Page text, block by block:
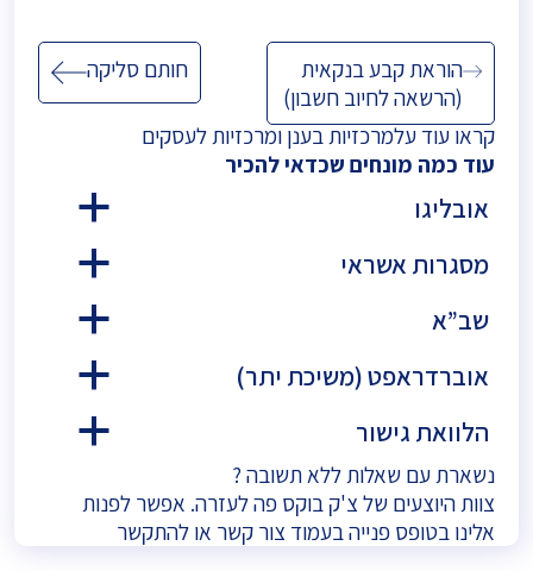
ניווטהוראת קבע בנקאית
(הרשאה לחיוב חשבון)
חותם סליקה
קראו עוד עלמרכזיות בענן ומרכזיות לעסקים
עוד כמה מונחים שכדאי להכיר
a
אובליגו
a
מסגרות אשראי
a
שב”א
a
אוברדראפט (משיכת יתר)
a
הלוואת גישור
נשארת עם שאלות ללא תשובה ?
צוות היוצעים של צ'ק בוקס פה לעזרה. אפשר לפנות
אלינו בטופס פנייה בעמוד צור קשר או להתקשר